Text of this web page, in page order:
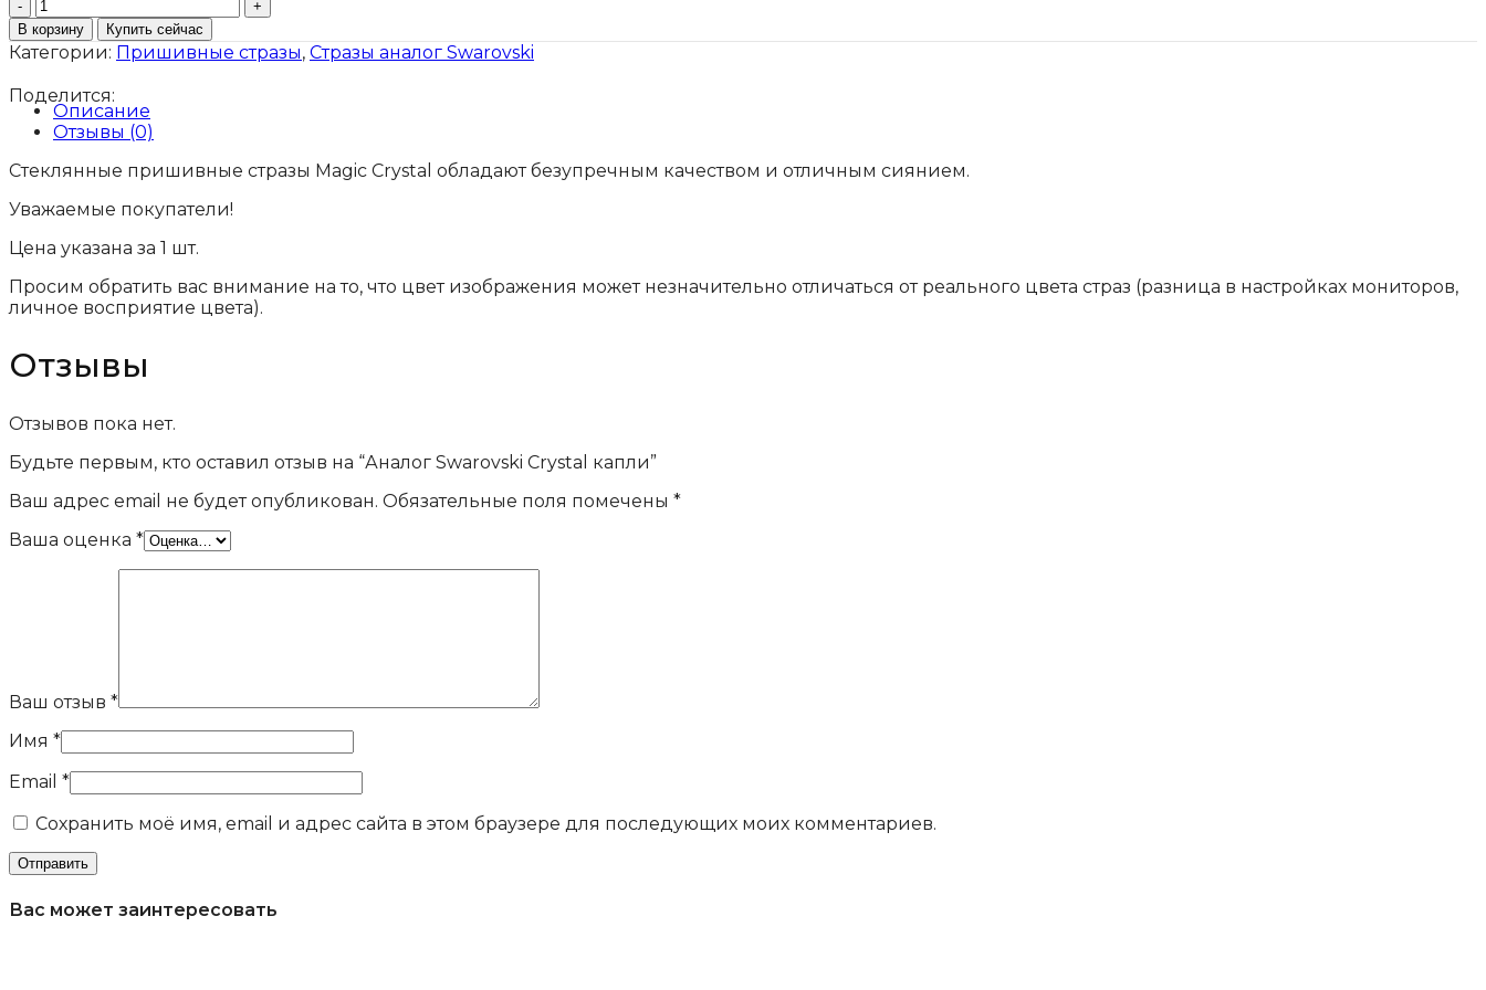
товара
Аналог
Swarovski
Crystal
капли
В корзину Купить сейчас
Категории: Пришивные стразы, Стразы аналог Swarovski
Поделится:
Описание
Отзывы (0)
Стеклянные пришивные стразы Magic Crystal обладают безупречным качеством и отличным сиянием.
Уважаемые покупатели!
Цена указана за 1 шт.
Просим обратить вас внимание на то, что цвет изображения может незначительно отличаться от реального цвета страз (разница в настройках мониторов,
личное восприятие цвета).
Отзывы
Отзывов пока нет.
Будьте первым, кто оставил отзыв на “Аналог Swarovski Crystal капли”
Ваш адрес email не будет опубликован. Обязательные поля помечены *
Ваша оценка *
Ваш отзыв *
Имя *
Email *
Сохранить моё имя, email и адрес сайта в этом браузере для последующих моих комментариев.
Вас может заинтересовать